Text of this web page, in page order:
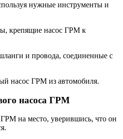
нужные инструменты и
крепящие насос ГРМ к
и провода, соединенные с
насос ГРМ из автомобиля.
насоса ГРМ
на место, уверившись, что он